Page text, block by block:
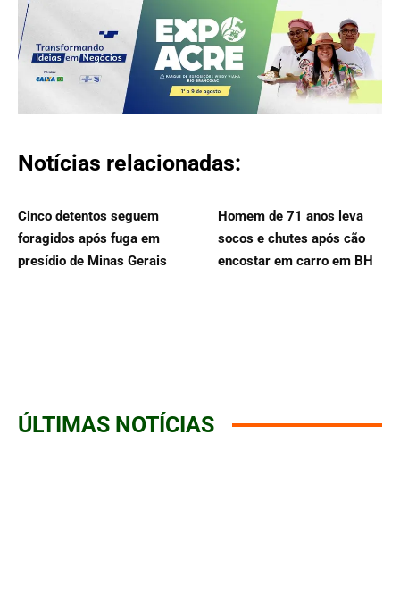
Notícias relacionadas:
Cinco detentos seguem
foragidos após fuga em
presídio de Minas Gerais
Homem de 71 anos leva
socos e chutes após cão
encostar em carro em BH
ÚLTIMAS NOTÍCIAS